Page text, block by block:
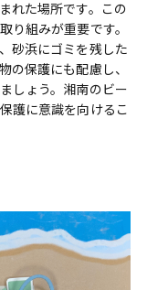
れた場所です。この
り組みが重要です。
砂浜にゴミを残した
の保護にも配慮し、
しょう。湘南のビー
護に意識を向けるこ